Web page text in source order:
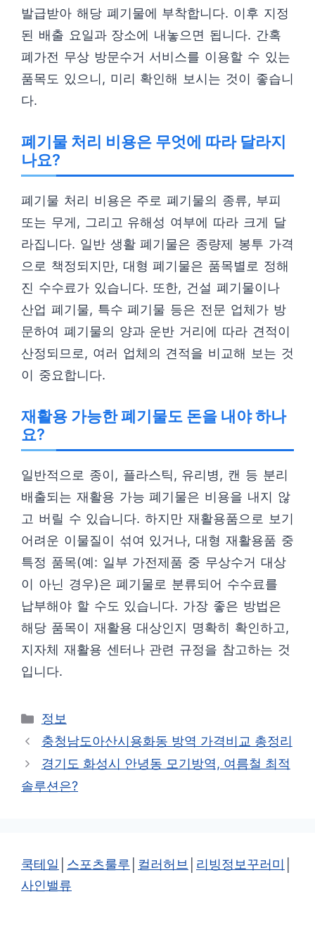
발급받아 해당 폐기물에 부착합니다. 이후 지정
된 배출 요일과 장소에 내놓으면 됩니다. 간혹
폐가전 무상 방문수거 서비스를 이용할 수 있는
품목도 있으니, 미리 확인해 보시는 것이 좋습니
다.
폐기물 처리 비용은 무엇에 따라 달라지
나요?
폐기물 처리 비용은 주로 폐기물의 종류, 부피
또는 무게, 그리고 유해성 여부에 따라 크게 달
라집니다. 일반 생활 폐기물은 종량제 봉투 가격
으로 책정되지만, 대형 폐기물은 품목별로 정해
진 수수료가 있습니다. 또한, 건설 폐기물이나
산업 폐기물, 특수 폐기물 등은 전문 업체가 방
문하여 폐기물의 양과 운반 거리에 따라 견적이
산정되므로, 여러 업체의 견적을 비교해 보는 것
이 중요합니다.
재활용 가능한 폐기물도 돈을 내야 하나
요?
일반적으로 종이, 플라스틱, 유리병, 캔 등 분리
배출되는 재활용 가능 폐기물은 비용을 내지 않
고 버릴 수 있습니다. 하지만 재활용품으로 보기
어려운 이물질이 섞여 있거나, 대형 재활용품 중
특정 품목(예: 일부 가전제품 중 무상수거 대상
이 아닌 경우)은 폐기물로 분류되어 수수료를
납부해야 할 수도 있습니다. 가장 좋은 방법은
해당 품목이 재활용 대상인지 명확히 확인하고,
지자체 재활용 센터나 관련 규정을 참고하는 것
입니다.
카
테
고
리
정보
충청남도아산시용화동 방역 가격비교 총정리
경기도 화성시 안녕동 모기방역, 여름철 최적
솔루션은?
쿡테일 스포츠룰루 컬러허브 리빙정보꾸러미
사인밸류